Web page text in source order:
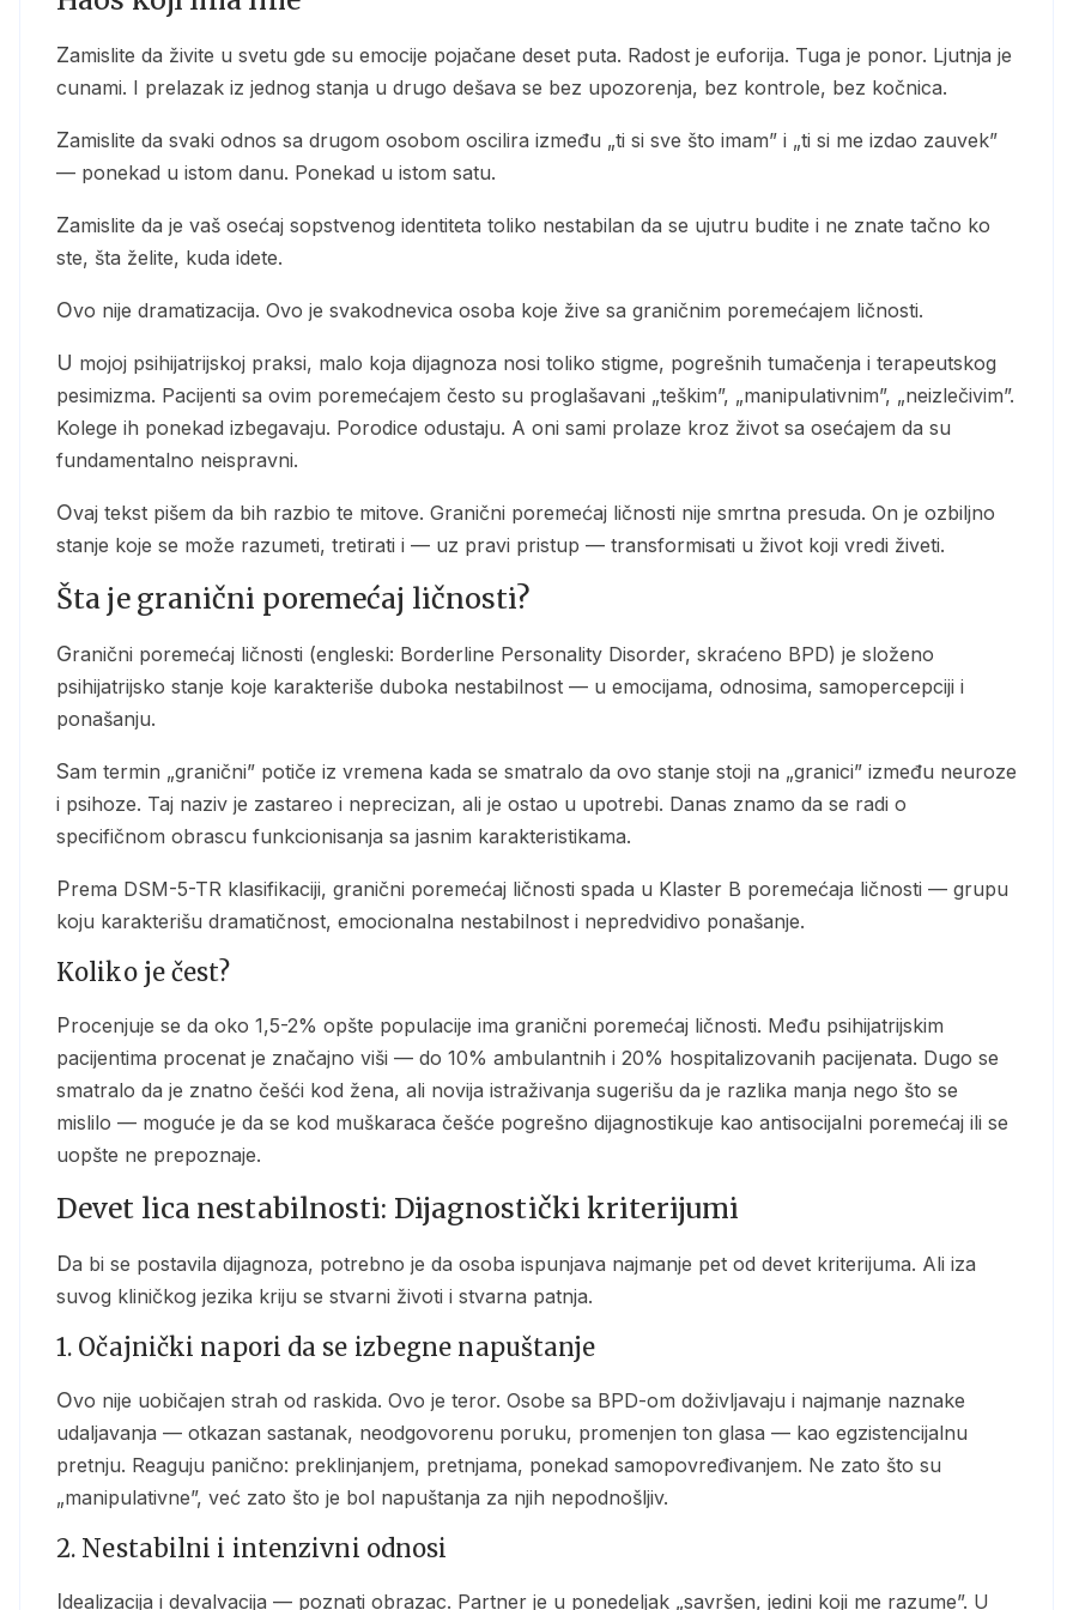
Zamislite da živite u svetu gde su emocije pojačane deset puta. Radost je euforija. Tuga je ponor. Ljutnja je
cunami. I prelazak iz jednog stanja u drugo dešava se bez upozorenja, bez kontrole, bez kočnica.
Zamislite da svaki odnos sa drugom osobom oscilira između „ti si sve što imam” i „ti si me izdao zauvek”
— ponekad u istom danu. Ponekad u istom satu.
Zamislite da je vaš osećaj sopstvenog identiteta toliko nestabilan da se ujutru budite i ne znate tačno ko
ste, šta želite, kuda idete.
Ovo nije dramatizacija. Ovo je svakodnevica osoba koje žive sa graničnim poremećajem ličnosti.
U mojoj psihijatrijskoj praksi, malo koja dijagnoza nosi toliko stigme, pogrešnih tumačenja i terapeutskog
pesimizma. Pacijenti sa ovim poremećajem često su proglašavani „teškim”, „manipulativnim”, „neizlečivim”.
Kolege ih ponekad izbegavaju. Porodice odustaju. A oni sami prolaze kroz život sa osećajem da su
fundamentalno neispravni.
Ovaj tekst pišem da bih razbio te mitove. Granični poremećaj ličnosti nije smrtna presuda. On je ozbiljno
stanje koje se može razumeti, tretirati i — uz pravi pristup — transformisati u život koji vredi živeti.
Šta je granični poremećaj ličnosti?
Granični poremećaj ličnosti (engleski: Borderline Personality Disorder, skraćeno BPD) je složeno
psihijatrijsko stanje koje karakteriše duboka nestabilnost — u emocijama, odnosima, samopercepciji i
ponašanju.
Sam termin „granični” potiče iz vremena kada se smatralo da ovo stanje stoji na „granici” između neuroze
i psihoze. Taj naziv je zastareo i neprecizan, ali je ostao u upotrebi. Danas znamo da se radi o
specifičnom obrascu funkcionisanja sa jasnim karakteristikama.
Prema DSM-5-TR klasifikaciji, granični poremećaj ličnosti spada u Klaster B poremećaja ličnosti — grupu
koju karakterišu dramatičnost, emocionalna nestabilnost i nepredvidivo ponašanje.
Koliko je čest?
Procenjuje se da oko 1,5-2% opšte populacije ima granični poremećaj ličnosti. Među psihijatrijskim
pacijentima procenat je značajno viši — do 10% ambulantnih i 20% hospitalizovanih pacijenata. Dugo se
smatralo da je znatno češći kod žena, ali novija istraživanja sugerišu da je razlika manja nego što se
mislilo — moguće je da se kod muškaraca češće pogrešno dijagnostikuje kao antisocijalni poremećaj ili se
uopšte ne prepoznaje.
Devet lica nestabilnosti: Dijagnostički kriterijumi
Da bi se postavila dijagnoza, potrebno je da osoba ispunjava najmanje pet od devet kriterijuma. Ali iza
suvog kliničkog jezika kriju se stvarni životi i stvarna patnja.
1. Očajnički napori da se izbegne napuštanje
Ovo nije uobičajen strah od raskida. Ovo je teror. Osobe sa BPD-om doživljavaju i najmanje naznake
udaljavanja — otkazan sastanak, neodgovorenu poruku, promenjen ton glasa — kao egzistencijalnu
pretnju. Reaguju panično: preklinjanjem, pretnjama, ponekad samopovređivanjem. Ne zato što su
„manipulativne”, već zato što je bol napuštanja za njih nepodnošljiv.
2. Nestabilni i intenzivni odnosi
Idealizacija i devalvacija — poznati obrazac. Partner je u ponedeljak „savršen, jedini koji me razume”. U